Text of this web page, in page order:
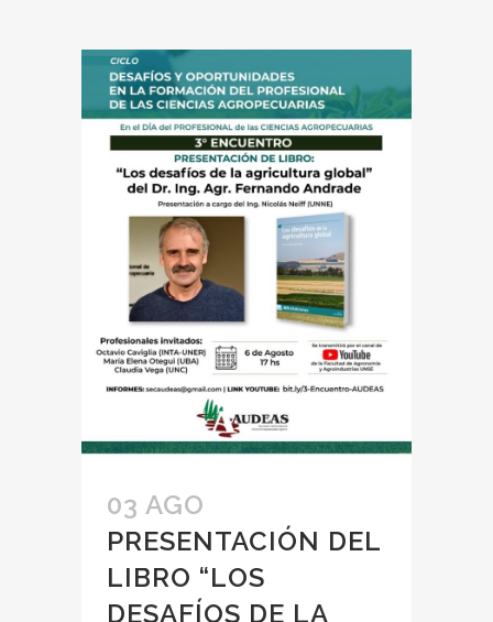
03 AGO
PRESENTACIÓN DEL
LIBRO “LOS
DESAFÍOS DE LA